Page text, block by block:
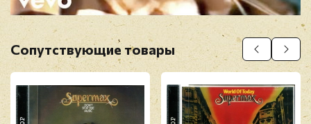
Прикрепить фото
Сопутствующие товары